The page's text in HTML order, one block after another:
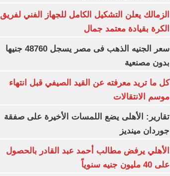
الزمالك يعلن التشكيل الكامل للجهاز الفني لفريق
الكرة بقيادة معتمد جمال
سعر الجنيه الذهب فى مصر يسجل 48760 جنيها
بدون مصنعية
كل ما تريد معرفته عن القيد الصيفي قبل انتهاء
موسم الانتقالات
تقارير: الأهلى يضع اللمسات الأخيرة على صفقة
جوردان مينديز
الأهلي يرفض مطالب أحمد عبد القادر بالحصول
على 40 مليون جنيه سنوياً